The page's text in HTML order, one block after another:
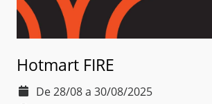
Hotmart FIRE
De 28/08 a 30/08/2025